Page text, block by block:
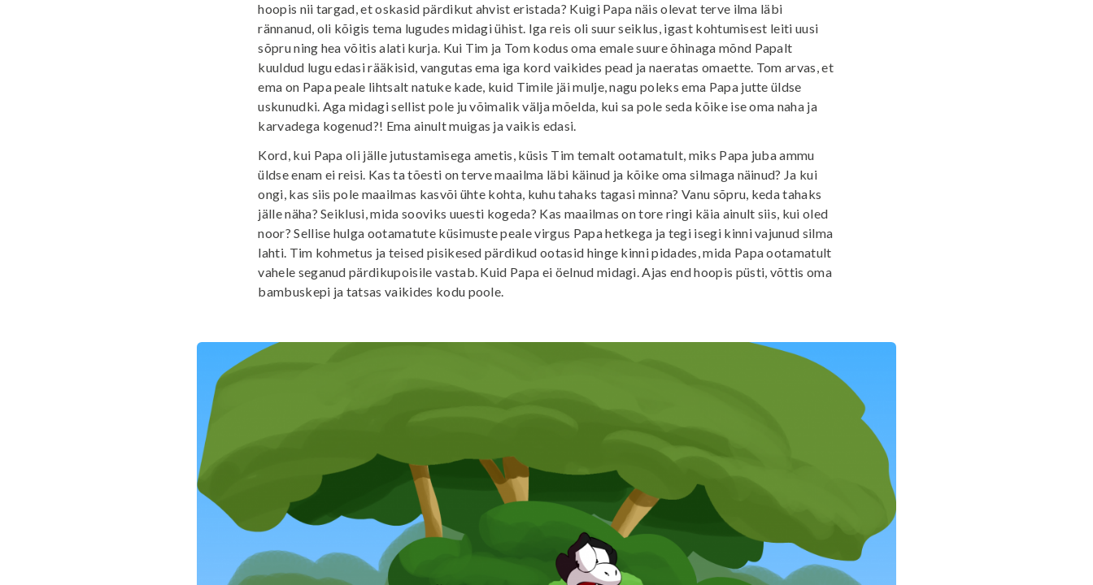
hoopis nii targad, et oskasid pärdikut ahvist eristada? Kuigi Papa näis olevat terve ilma läbi
rännanud, oli kõigis tema lugudes midagi ühist. Iga reis oli suur seiklus, igast kohtumisest leiti uusi
sõpru ning hea võitis alati kurja. Kui Tim ja Tom kodus oma emale suure õhinaga mõnd Papalt
kuuldud lugu edasi rääkisid, vangutas ema iga kord vaikides pead ja naeratas omaette. Tom arvas, et
ema on Papa peale lihtsalt natuke kade, kuid Timile jäi mulje, nagu poleks ema Papa jutte üldse
uskunudki. Aga midagi sellist pole ju võimalik välja mõelda, kui sa pole seda kõike ise oma naha ja
karvadega kogenud?! Ema ainult muigas ja vaikis edasi.
Kord, kui Papa oli jälle jutustamisega ametis, küsis Tim temalt ootamatult, miks Papa juba ammu
üldse enam ei reisi. Kas ta tõesti on terve maailma läbi käinud ja kõike oma silmaga näinud? Ja kui
ongi, kas siis pole maailmas kasvõi ühte kohta, kuhu tahaks tagasi minna? Vanu sõpru, keda tahaks
jälle näha? Seiklusi, mida sooviks uuesti kogeda? Kas maailmas on tore ringi käia ainult siis, kui oled
noor? Sellise hulga ootamatute küsimuste peale virgus Papa hetkega ja tegi isegi kinni vajunud silma
lahti. Tim kohmetus ja teised pisikesed pärdikud ootasid hinge kinni pidades, mida Papa ootamatult
vahele seganud pärdikupoisile vastab. Kuid Papa ei öelnud midagi. Ajas end hoopis püsti, võttis oma
bambuskepi ja tatsas vaikides kodu poole.